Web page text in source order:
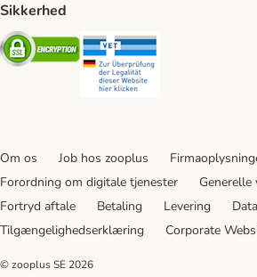
Sikkerhed
Security
Om os Job hos zooplus
Forordning om digitale tjenester
Generelle
Fortryd aftale
Betaling Levering
Tilgængelighedserklæring
Corporate
© zooplus SE 2026